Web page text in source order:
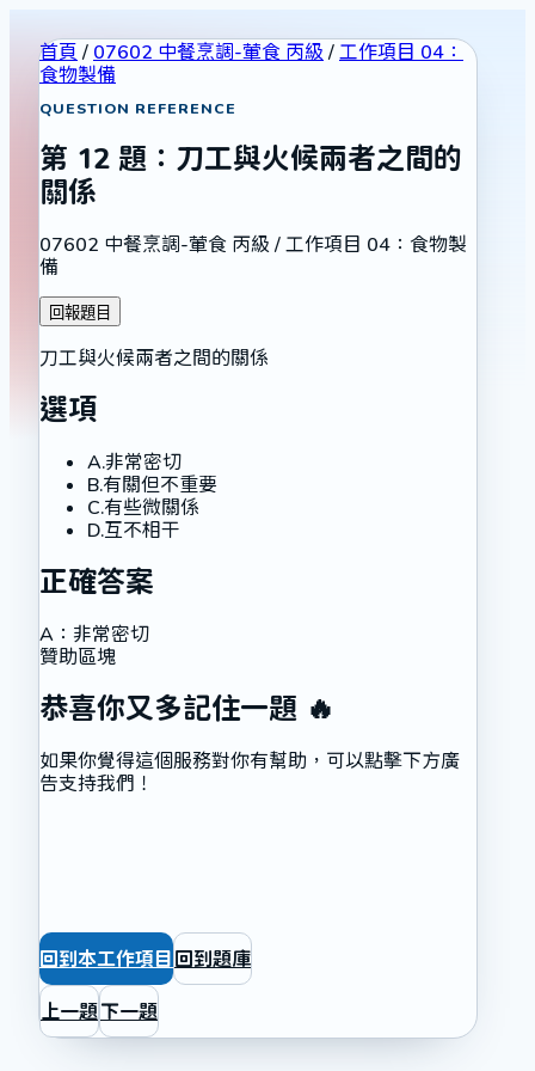
首頁 / 07602 中餐烹調-葷食 丙級 / 工作項目 04：
食物製備
QUESTION REFERENCE
第 12 題： 刀工與火候兩者之間的
關係
07602 中餐烹調-葷食 丙級 / 工作項目 04：食物製
備
回報題目
刀工與火候兩者之間的關係
選項
A.非常密切
B.有關但不重要
C.有些微關係
D.互不相干
正確答案
A ： 非常密切
贊助區塊
恭喜你又多記住一題 🔥
如果你覺得這個服務對你有幫助，可以點擊下方廣
告支持我們！
回到本工作項目 回到題庫
上一題下一題